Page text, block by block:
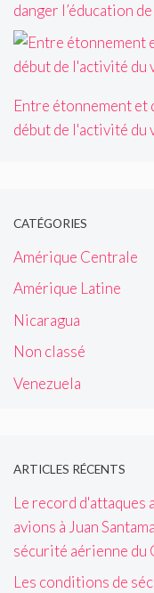
danger l’éducation
Entre étonnement et
début de l'activité du
CATÉGORIES
Amérique Centrale
Amérique Latine
Nicaragua
Non classé
Venezuela
ARTICLES RÉCENTS
Le record d'attaques
avions à Juan
sécurité aérienne du
Les conditions de